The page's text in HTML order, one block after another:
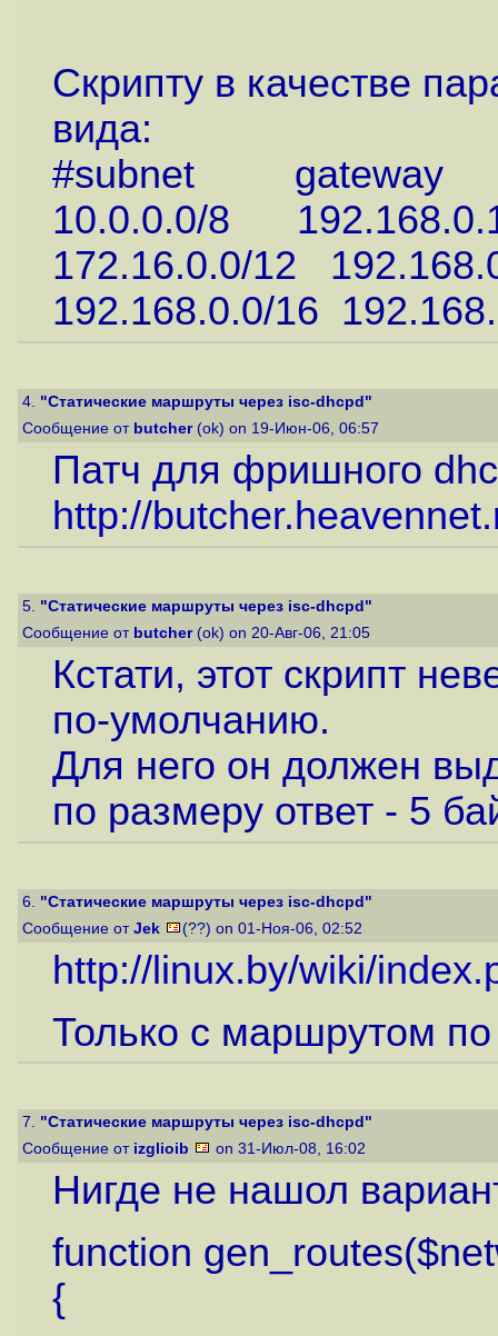
Скрипту в качестве
вида:
#subnet gateway
10.0.0.0/8
172.16.0.0/12
192.168.0.0/16
4. "Статические маршруты через isc-dhcpd"
Сообщение от butcher(ok) on 19-Июн-06, 06:57
Патч для фришного
http://
5. "Статические маршруты через isc-dhcpd"
Сообщение от butcher(ok) on 20-Авг-06, 21:05
Кстати, этот скрипт
по-умолчанию.
Для него он должен
по размеру ответ - 5
6. "Статические маршруты через isc-dhcpd"
Сообщение от Jek (??) on 01-Ноя-06, 02:52
http://linux.by/wiki/
Только с маршрутом
7. "Статические маршруты через isc-dhcpd"
Сообщение от izglioib on 31-Июл-08, 16:02
Нигде не нашол
function
{